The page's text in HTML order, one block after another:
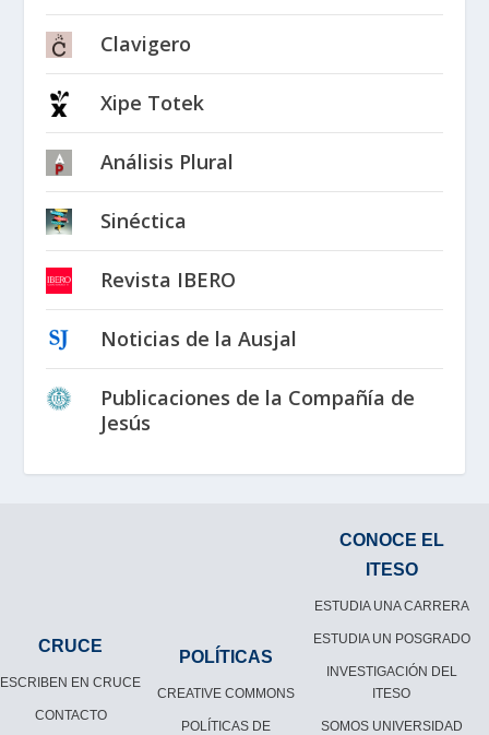
Clavigero
Xipe Totek
Análisis Plural
Sinéctica
Revista IBERO
Noticias de la Ausjal
Publicaciones de la Compañía de
Jesús
CRUCE
ESCRIBEN EN CRUCE
CONTACTO
POLÍTICAS
CREATIVE COMMONS
POLÍTICAS DE
CONOCE EL
ITESO
ESTUDIA UNA CARRERA
ESTUDIA UN POSGRADO
INVESTIGACIÓN DEL
ITESO
SOMOS UNIVERSIDAD